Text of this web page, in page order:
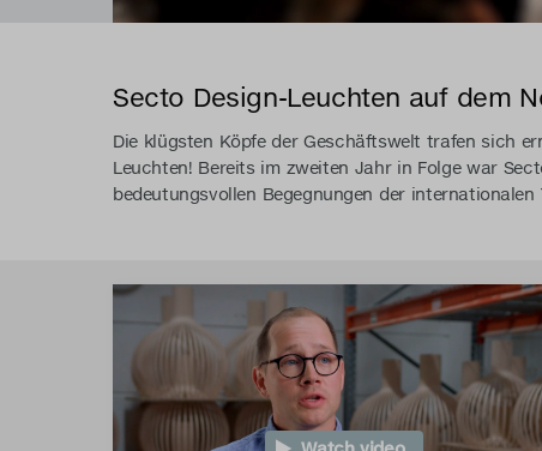
Secto Design-Leuchten auf dem
Die klügsten Köpfe der Geschäftswelt trafen sich
Leuchten! Bereits im zweiten Jahr in Folge war
bedeutungsvollen Begegnungen der internationalen